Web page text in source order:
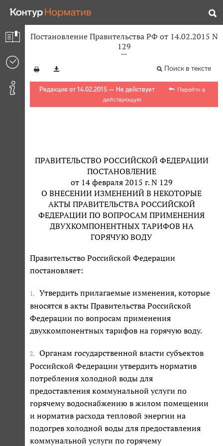
Постановление Правительства РФ от 14.02.2015 N
129
Поиск в тексте
Редакция от 14.02.2015 — Не действует
Перейти в
действующую
ПРАВИТЕЛЬСТВО РОССИЙСКОЙ ФЕДЕРАЦИИ
ПОСТАНОВЛЕНИЕ
от 14 февраля 2015 г. N 129
О ВНЕСЕНИИ ИЗМЕНЕНИЙ В НЕКОТОРЫЕ
АКТЫ ПРАВИТЕЛЬСТВА РОССИЙСКОЙ
ФЕДЕРАЦИИ ПО ВОПРОСАМ ПРИМЕНЕНИЯ
ДВУХКОМПОНЕНТНЫХ ТАРИФОВ НА
ГОРЯЧУЮ ВОДУ
Правительство Российской Федерации
постановляет:
1.
Утвердить прилагаемые изменения, которые
вносятся в акты Правительства Российской
Федерации по вопросам применения
двухкомпонентных тарифов на горячую воду.
2.
Органам государственной власти субъектов
Российской Федерации утвердить норматив
потребления холодной воды для
предоставления коммунальной услуги по
горячему водоснабжению в жилом помещении
и норматив расхода тепловой энергии на
подогрев холодной воды для предоставления
коммунальной услуги по горячему